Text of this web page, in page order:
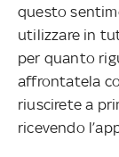
questo
utilizzare in
per quanto
affrontatela
riuscirete a
ricevendo